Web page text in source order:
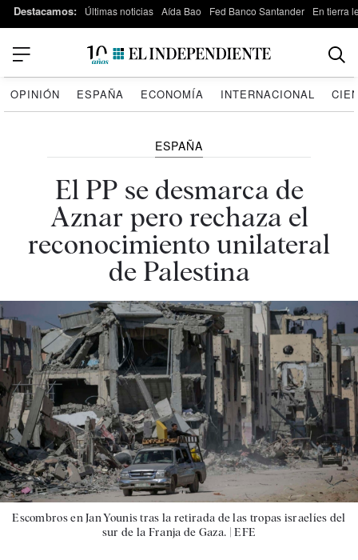
Destacamos: Últimas noticias Aída Bao Fed Banco Santander En tierra
OPINIÓN ESPAÑA ECONOMÍA INTERNACIONAL
ESPAÑA
El PP se desmarca de
Aznar pero rechaza el
reconocimiento unilateral
de Palestina
Escombros en Jan Younis tras la retirada de las tropas israelíes del
sur de la Franja de Gaza. |EFE